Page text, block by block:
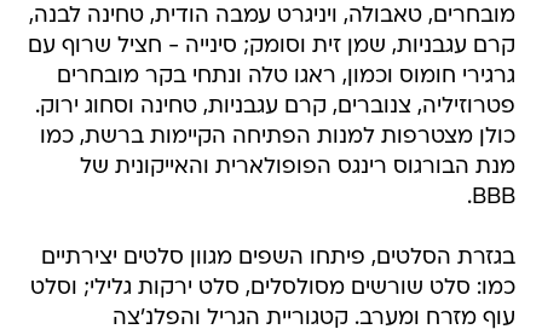
מובחרים, טאבולה, ויניגרט עמבה הודית, טחינה לבנה,
קרם עגבניות, שמן זית וסומק; סינייה - חציל שרוף עם
גרגירי חומוס וכמון, ראגו טלה ונתחי בקר מובחרים
פטרוזיליה, צנוברים, קרם עגבניות, טחינה וסחוג ירוק.
כולן מצטרפות למנות הפתיחה הקיימות ברשת, כמו
מנת הבורגוס רינגס הפופולארית והאייקונית של
BBB.
בגזרת הסלטים, פיתחו השפים מגוון סלטים יצירתיים
כמו: סלט שורשים מסולסלים, סלט ירקות גלילי; וסלט
עוף מזרח ומערב. קטגוריית הגריל והפלנ'צה